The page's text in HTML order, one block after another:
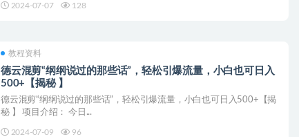
2024-07-07 128
教程资料
德云混剪“纲纲说过的那些话”，轻松引爆流量，小白也可日入
500+【揭秘 】
德云混剪“纲纲说过的那些话”，轻松引爆流量，小白也可日入500+【揭
秘 】 项目介绍： 今日...
2024-07-09 96